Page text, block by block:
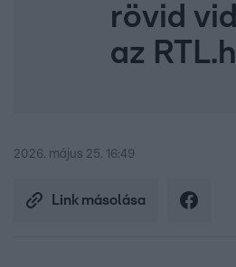
rövid
az
2026. május 25. 16:49
Link másolása